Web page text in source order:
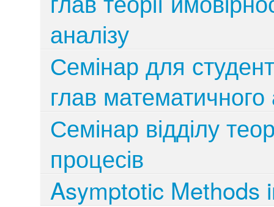
аналізу
Семінар для
глав математичного
Семінар відділу
процесів
Asymptotic Methods